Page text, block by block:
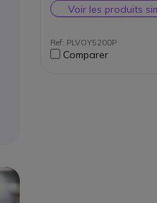
Réseau 4G sous
Voir les produits
Ref: PLVOY5200P
Comparer